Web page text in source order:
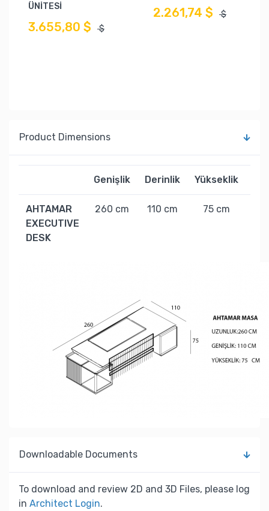
ÜNİTESİ
3.655,80 $ $
2.261,74 $ $
Product Dimensions
Genişlik Derinlik Yükseklik
AHTAMAR
EXECUTIVE
DESK
260 cm 110 cm 75 cm
Downloadable Documents
To download and review 2D and 3D Files, please log
in Architect Login.